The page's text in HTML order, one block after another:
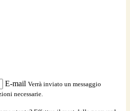
E-mail Verrà inviato un messaggio
necessarie.